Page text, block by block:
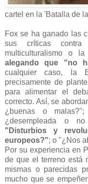
cartel en la 'Batalla de
Fox se ha ganado las
sus críticas
multiculturalismo o
alegando que "no
cualquier caso, la
precisamente de
para alimentar el
correcto. Así, se
¿buenas o
¿desempleada o
"Disturbios y
europeos?"; o "¿Nos
Por su experiencia en
de que el terreno está
mismas o parecidas
mucho que se